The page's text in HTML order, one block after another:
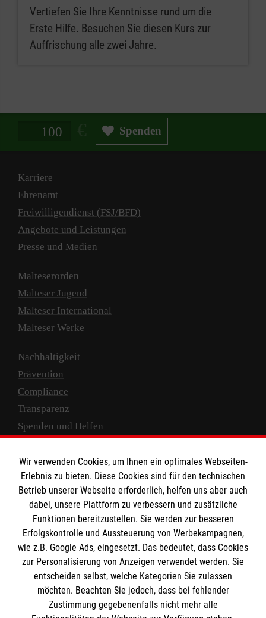
Vertiefen Sie Ihre Kenntnisse rund um die
Erste Hilfe. Besuchen Sie diesen Kurs zur
Auffrischung alle zwei Jahre.
Spendenbetrag in Euro Spenden
Karriere
Ehrenamt
Freiwilligendienst (FSJ/BFD)
Angebote und Leistungen
Presse und Medien
Malteserorden
Malteser Jugend
Malteser International
Malteser Werke
Nachhaltigkeit
Prävention
Compliance
Transparenz
Spenden und Helfen
Empfänger: Malteser Hilfsdienst e.V.
IBAN: DE10 3706 0120 1201 2000 12
BIC: GENODED 1PA7
Wir verwenden Cookies, um Ihnen ein optimales Webseiten-
Erlebnis zu bieten. Diese Cookies sind für den technischen
Betrieb unserer Webseite erforderlich, helfen uns aber auch
dabei, unsere Plattform zu verbessern und zusätzliche
Funktionen bereitzustellen. Sie werden zur besseren
Erfolgskontrolle und Aussteuerung von Werbekampagnen,
wie z.B. Google Ads, eingesetzt. Das bedeutet, dass Cookies
zur Personalisierung von Anzeigen verwendet werden. Sie
entscheiden selbst, welche Kategorien Sie zulassen
möchten. Beachten Sie jedoch, dass bei fehlender
Zustimmung gegebenenfalls nicht mehr alle